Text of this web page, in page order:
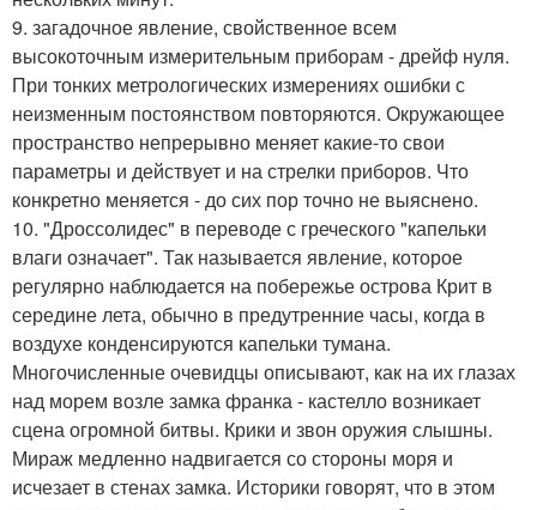
9. загадочное явление, свойственное всем
высокоточным измерительным приборам - дрейф нуля.
При тонких метрологических измерениях ошибки с
неизменным постоянством повторяются. Окружающее
пространство непрерывно меняет какие-то свои
параметры и действует и на стрелки приборов. Что
конкретно меняется - до сих пор точно не выяснено.
10. "Дроссолидес" в переводе с греческого "капельки
влаги означает". Так называется явление, которое
регулярно наблюдается на побережье острова Крит в
середине лета, обычно в предутренние часы, когда в
воздухе конденсируются капельки тумана.
Многочисленные очевидцы описывают, как на их глазах
над морем возле замка франка - кастелло возникает
сцена огромной битвы. Крики и звон оружия слышны.
Мираж медленно надвигается со стороны моря и
исчезает в стенах замка. Историки говорят, что в этом